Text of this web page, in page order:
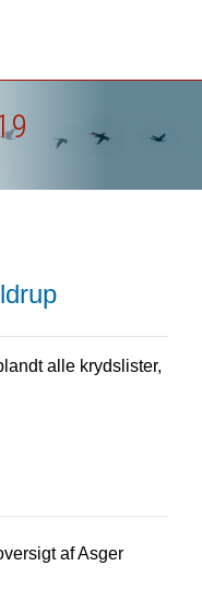
alle krydslister,
afAsger